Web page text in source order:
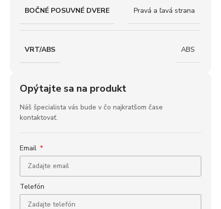
BOČNÉ POSUVNÉ DVERE Pravá a ľavá strana
VRT/ABS ABS
Opýtajte sa na produkt
Náš špecialista vás bude v čo najkratšom čase
kontaktovať.
Email
Telefón